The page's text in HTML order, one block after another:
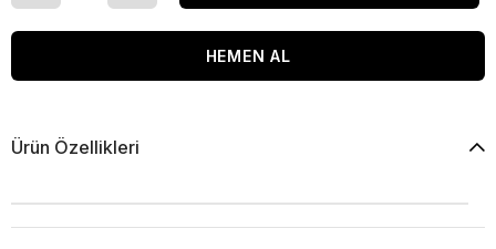
Ürün Özellikleri